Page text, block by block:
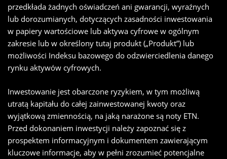
przedkłada żadnych oświadczeń ani gwarancji, wyraźnych
lub dorozumianych, dotyczących zasadności inwestowania
w papiery wartościowe lub aktywa cyfrowe w ogólnym
zakresie lub w określony tutaj produkt („Produkt”) lub
możliwości Indeksu bazowego do odzwierciedlenia danego
rynku aktywów cyfrowych.
Inwestowanie jest obarczone ryzykiem, w tym możliwą
utratą kapitału do całej zainwestowanej kwoty oraz
wyjątkową zmiennością, na jaką narażone są noty ETN.
Przed dokonaniem inwestycji należy zapoznać się z
prospektem informacyjnym i dokumentem zawierającym
kluczowe informacje, aby w pełni zrozumieć potencjalne